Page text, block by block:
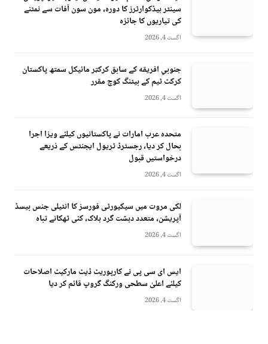
سینٹر ہیڈکوارٹرز کا دورہ، مون سون آفات سے نمٹنے
کی تیاریوں کا جائزہ
اگست 4, 2026
جنوبي افريقه کے سابق کرکټر مائیکل سمتھ پاکستان
کرکٹ ٹیم کے بیٹنگ کوچ مقرر
اگست 4, 2026
متحدہ عرب امارات نے پاکستانیوں کیلئے ویزا اجرا
بحال کر دیا، رجسٹرڈ ٹریول ایجنٹس کے ذریعے
درخواستیں قبول
اگست 4, 2026
لکی مروت میں سیکیورٹی فورسز کا انٹیلی جنس بیسڈ
آپریشن، متعدد دہشت گرد ہلاک، کئی ٹھکانے تباہ
اگست 4, 2026
ایس ای سی پی نے کارپوریٹ ڈیٹ مارکیٹ اصلاحات
کیلئے اعلیٰ سطحی ورکنگ گروپ قائم کر دیا
اگست 4, 2026